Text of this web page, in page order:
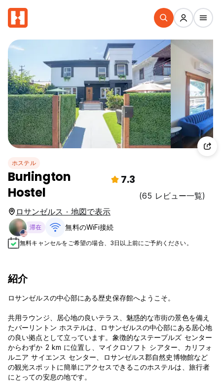
ホステル
Burlington
Hostel
7.3
(65 レビュー一覧)
ロサンゼルス · 地図で表示
滞在 無料のWiFi接続
無料キャンセルをご希望の場合、3日以上前にご予約ください。
紹介
ロサンゼルスの中心部にある歴史保存館へようこそ。
共用ラウンジ、居心地の良いテラス、魅惑的な市街の景色を備え
たバーリントン ホステルは、ロサンゼルスの中心部にある居心地
の良い拠点として立っています。象徴的なステープルズ センター
からわずか 2 km に位置し、マイクロソフト シアター、カリフォ
ルニア サイエンス センター、ロサンゼルス郡自然史博物館など
の観光スポットに簡単にアクセスできるこのホステルは、旅行者
にとっての安息の地です。